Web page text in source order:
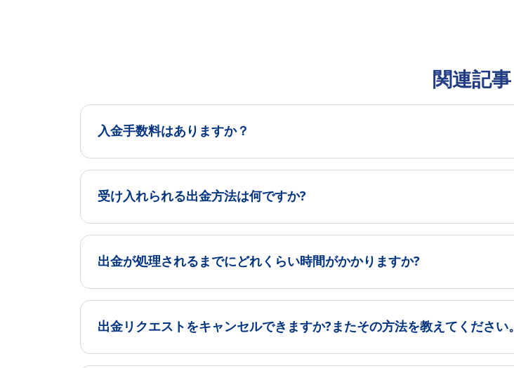
関連記事
入金手数料はありますか？
受け入れられる出金方法は何ですか?
出金が処理されるまでにどれくらい時間がかかりますか?
出金リクエストをキャンセルできますか?またその方法を教えてください。